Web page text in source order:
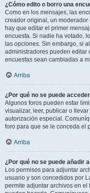
¿Cómo edito o borro una
Como en los mensajes, las
creador original, un
hay que editar el primer
encuesta. Si nadie ha votado,
las opciones. Sin embargo, si
administradores pueden editar
encuestas sean cambiadas a
Arriba
¿Por qué no se puede
Algunos foros pueden estar
visualizar, leer, publicar o
autorización especial.
foro para que se le conceda el
Arriba
¿Por qué no se puede añadir
Los permisos para adjuntar
usuario y son concedidos por
permite adjuntar archivos en